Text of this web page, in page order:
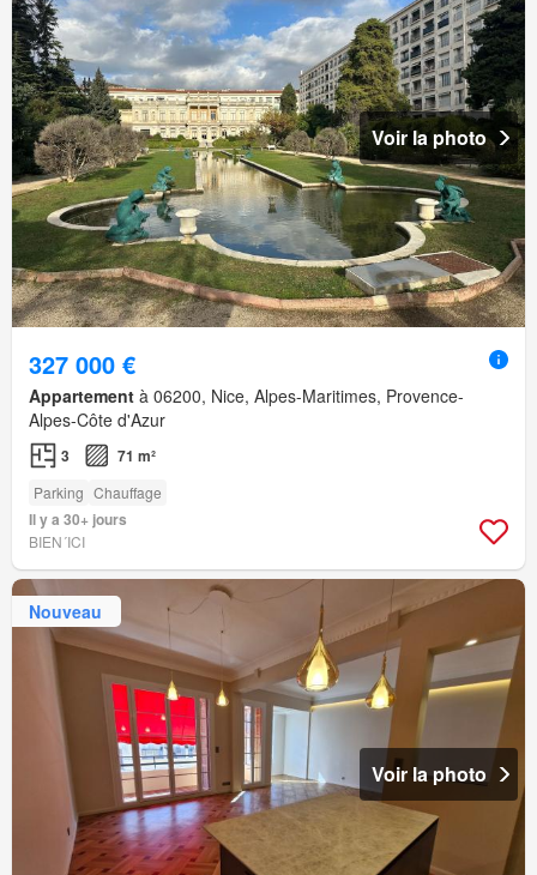
Voir la photo
327 000 €
Appartement à 06200, Nice, Alpes-Maritimes, Provence-
Alpes-Côte d'Azur
3 71 m²
Parking Chauffage
Il y a 30+ jours
BIEN´ICI
Nouveau
Voir la photo